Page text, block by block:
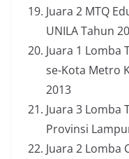
Juara 2 MTQ
UNILA Tahun
Juara 1 Lomba
se-Kota Metro
2013
Juara 3 Lomba
Provinsi
Juara 2 Lomba